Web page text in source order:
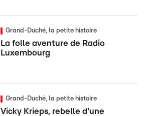
Grand-Duché, la petite histoire
La folle aventure de Radio
Luxembourg
Grand-Duché, la petite histoire
Vicky Krieps, rebelle d'une